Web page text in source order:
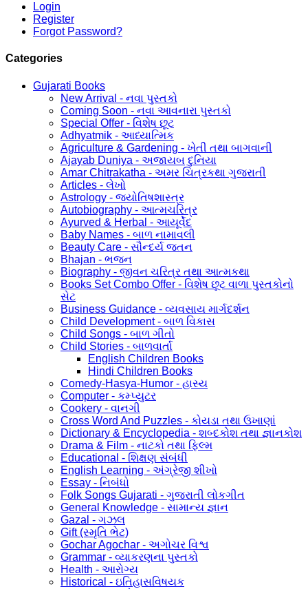
Login
Register
Forgot Password?
Categories
Gujarati Books
New Arrival - નવા પુસ્તકો
Coming Soon - નવા આવનારા પુસ્તકો
Special Offer - વિશેષ છૂટ
Adhyatmik - આધ્યાત્મિક
Agriculture & Gardening - ખેતી તથા બાગવાની
Ajayab Duniya - અજાયબ દુનિયા
Amar Chitrakatha - અમર ચિત્રકથા ગુજરાતી
Articles - લેખો
Astrology - જ્યોતિષશાસ્ત્ર
Autobiography - આત્મચરિત્ર
Ayurved & Herbal - આયૂર્વેદ
Baby Names - બાળ નામાવલી
Beauty Care - સૌન્દર્ય જતન
Bhajan - ભજન
Biography - જીવન ચરિત્ર તથા આત્મકથા
Books Set Combo Offer - વિશેષ છૂટ વાળા પુસ્તકોનો
સેટ
Business Guidance - વ્યવસાય માર્ગદર્શન
Child Development - બાળ વિકાસ
Child Songs - બાળ ગીતો
Child Stories - બાળવાર્તા
English Children Books
Hindi Children Books
Comedy-Hasya-Humor - હાસ્ય
Computer - કમ્પ્યુટર
Cookery - વાનગી
Cross Word And Puzzles - કોયડા તથા ઉખાણાં
Dictionary & Encyclopedia - શબ્દકોશ તથા જ્ઞાનકોશ
Drama & Film - નાટકો તથા ફિલ્મ
Educational - શિક્ષણ સંબંધી
English Learning - અંગ્રેજી શીખો
Essay - નિબંધો
Folk Songs Gujarati - ગુજરાતી લોકગીત
General Knowledge - સામાન્ય જ્ઞાન
Gazal - ગઝલ
Gift (સ્મૃતિ ભેટ)
Gochar Agochar - અગોચર વિશ્વ
Grammar - વ્યાકરણના પુસ્તકો
Health - આરોગ્ય
Historical - ઇતિહાસવિષયક